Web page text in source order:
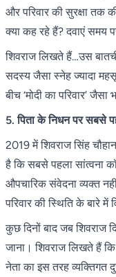
और परिवार की सुरक्षा तक
क्या कह रहे हैं? दवाएं समय
शिवराज लिखते हैं…उस
सदस्य जैसा स्नेह ज्यादा
बीच ‘मोदी का परिवार’
5. पिता के निधन पर सबसे
2019 में शिवराज सिंह
है कि सबसे पहला सांत्वना
औपचारिक संवेदना व्यक्त
परिवार की स्थिति के बारे में
कुछ दिनों बाद जब शिवराज
जाना। शिवराज लिखते हैं कि
नेता का इस तरह व्यक्तिगत